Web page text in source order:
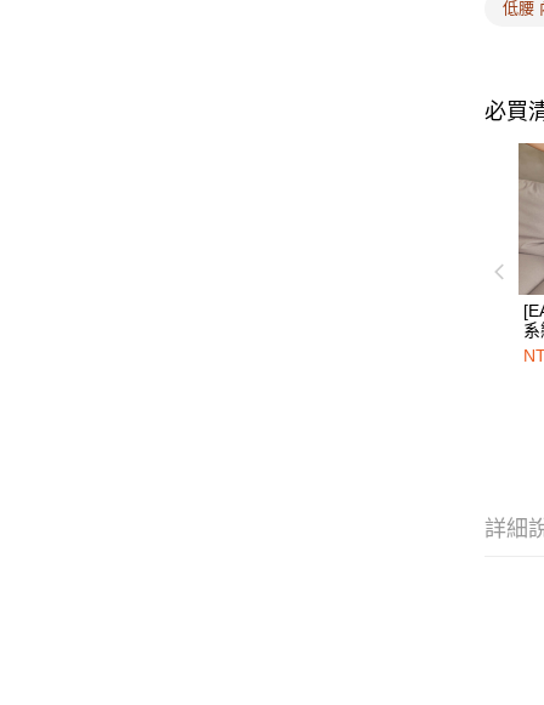
低腰
必買
腰
詳細